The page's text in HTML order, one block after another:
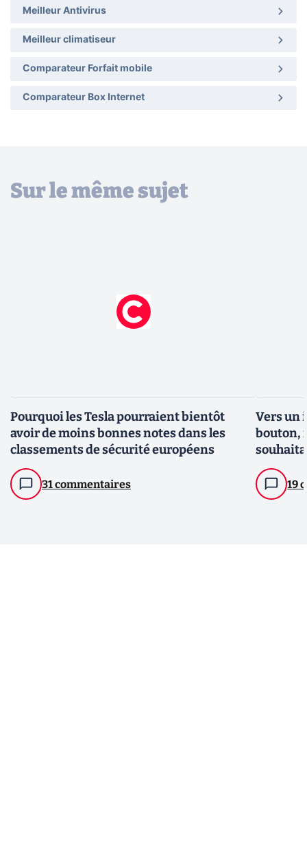
Meilleur Antivirus
Meilleur climatiseur
Comparateur Forfait mobile
Comparateur Box Internet
Sur le même sujet
Pourquoi les Tesla pourraient bientôt
avoir de moins bonnes notes dans les
classements de sécurité européens
31 commentaires
Vers un
bouton,
19